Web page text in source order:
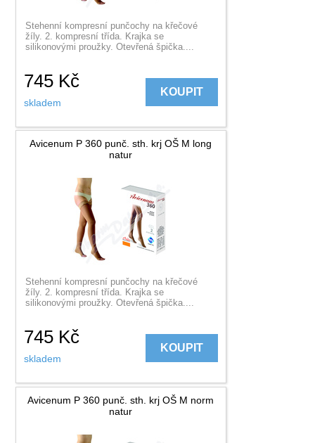
Stehenní kompresní punčochy na křečové
žíly. 2. kompresní třída. Krajka se
silikonovými proužky. Otevřená špička....
745 Kč
skladem
KOUPIT
Avicenum P 360 punč. sth. krj OŠ M long
natur
Stehenní kompresní punčochy na křečové
žíly. 2. kompresní třída. Krajka se
silikonovými proužky. Otevřená špička....
745 Kč
skladem
KOUPIT
Avicenum P 360 punč. sth. krj OŠ M norm
natur